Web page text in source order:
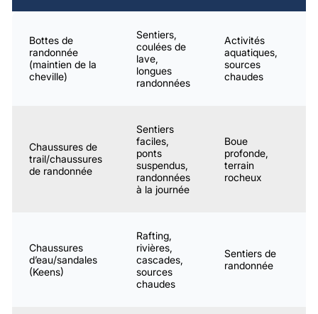
Bottes de
randonnée
(maintien de la
cheville)
Sentiers,
coulées de
lave,
longues
randonnées
Activités
aquatiques,
sources
chaudes
Chaussures de
trail/chaussures
de randonnée
Sentiers
faciles,
ponts
suspendus,
randonnées
à la journée
Boue
profonde,
terrain
rocheux
Chaussures
d’eau/sandales
(Keens)
Rafting,
rivières,
cascades,
sources
chaudes
Sentiers de
randonnée